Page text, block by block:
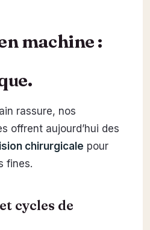
machine :
rassure, nos
offrent aujourd’hui des
chirurgicale pour
fines.
cycles de